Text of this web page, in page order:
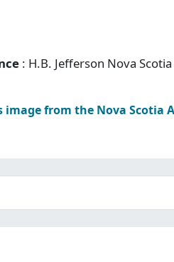
: H.B. Jefferson Nova
image from the Nova Scotia